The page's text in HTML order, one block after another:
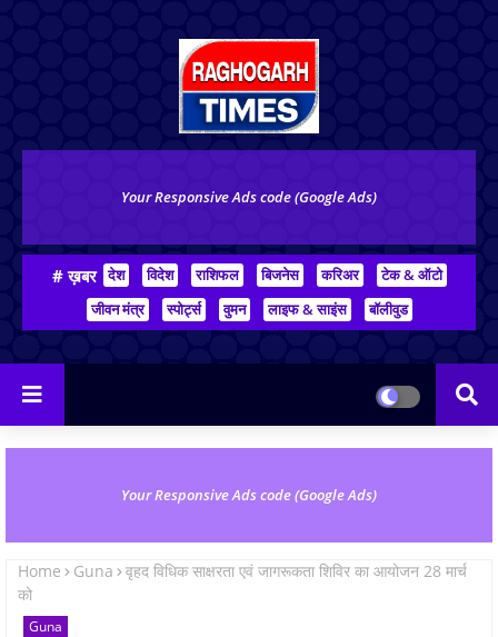
Your Responsive Ads code (Google Ads)
# ख़बर देश विदेश राशिफल बिजनेस करिअर
टेक & ऑटो
जीवन मंत्र
स्पोर्ट्स वुमन लाइफ & साइंस बॉलीवुड
Your Responsive Ads code (Google Ads)
Home Guna
वृहद विधिक साक्षरता एवं जागरूकता शिविर का आयोजन 28 मार्च
को
Guna